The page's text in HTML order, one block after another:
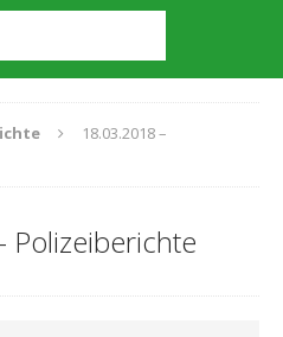
18.03.2018 –
Polizeiberichte